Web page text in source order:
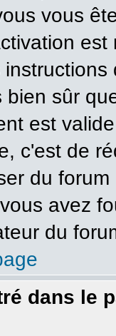
vous
sûr
est
c'est de
du
avez
du
dans le